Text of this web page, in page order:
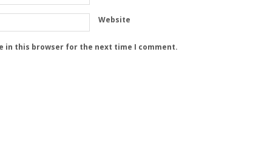
Website
in this browser for the next time I comment.